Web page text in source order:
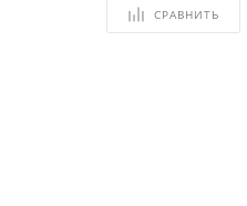
СРАВНИТЬ